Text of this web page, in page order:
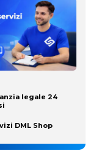
legale 24
DML Shop